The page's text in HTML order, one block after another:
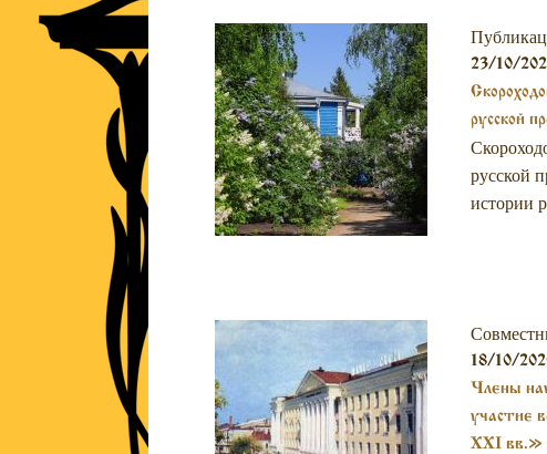
23/10/
русской
русской
истории
18/10/
Члены
участие
XXI вв.»